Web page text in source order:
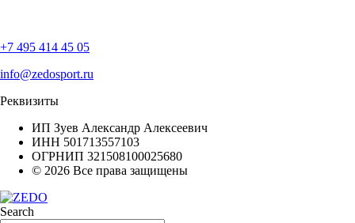
+7 495 414 45 05
info@zedosport.ru
Реквизиты
ИП Зуев Александр Алексеевич⁠
ИНН 501713557103
ОГРНИП 321508100025680
© 2026 Все права защищены
Search